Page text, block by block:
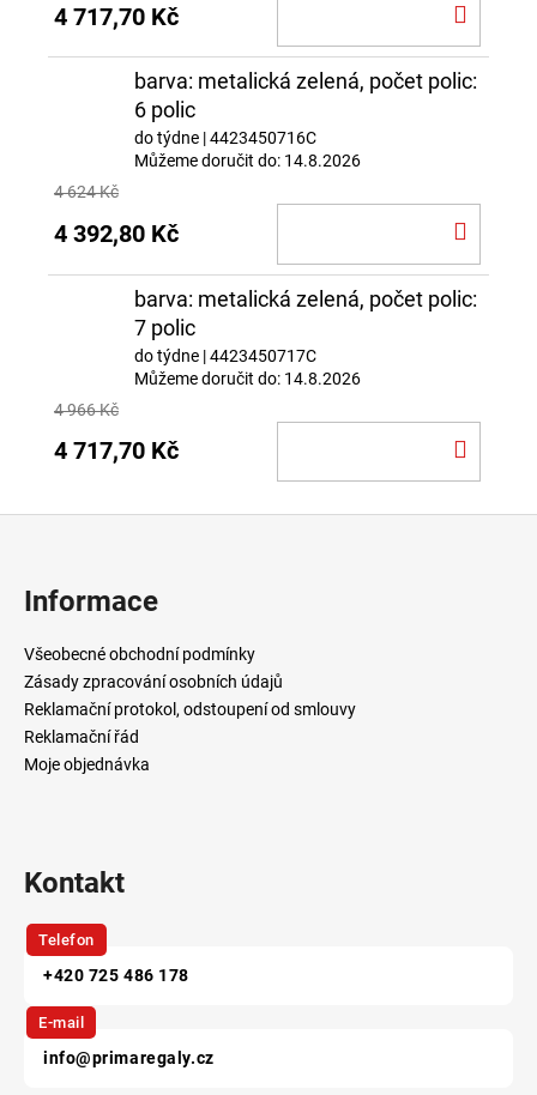
4 717,70 Kč
barva: metalická zelená, počet polic:
6 polic
do týdne | 4423450716C
Můžeme doručit do: 14.8.2026
4 624 Kč
4 392,80 Kč
barva: metalická zelená, počet polic:
7 polic
do týdne | 4423450717C
Můžeme doručit do: 14.8.2026
4 966 Kč
4 717,70 Kč
Informace
Všeobecné obchodní podmínky
Zásady zpracování osobních údajů
Reklamační protokol, odstoupení od smlouvy
Reklamační řád
Moje objednávka
Kontakt
Telefon
+420 725 486 178
E-mail
info@primaregaly.cz